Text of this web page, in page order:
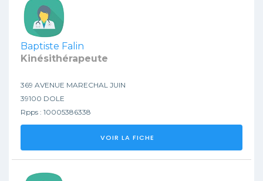
Baptiste Falin
Kinésithérapeute
369 AVENUE MARECHAL JUIN
39100 DOLE
Rpps : 10005386338
VOIR LA FICHE